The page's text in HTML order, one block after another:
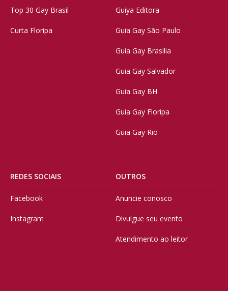
Top 30 Gay Brasil
Curta Floripa
Guiya Editora
Guia Gay São Paulo
Guia Gay Brasilia
Guia Gay Salvador
Guia Gay BH
Guia Gay Floripa
Guia Gay Rio
REDES SOCIAIS
Facebook
Instagram
OUTROS
Anuncie conosco
Divulgue seu evento
Atendimento ao leitor